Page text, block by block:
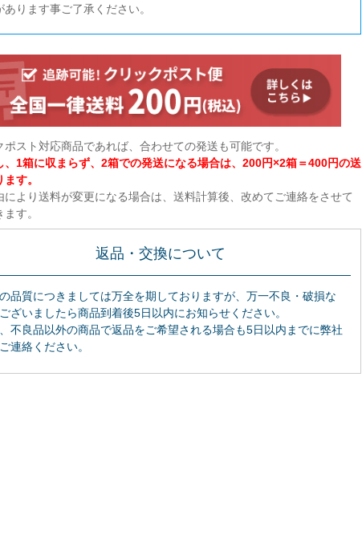
あります事ご了承ください。
ポスト対応商品であれば、合わせての発送も可能です。
1箱に収まらず、2箱での発送になる場合は、200円×2箱＝400円の送
す。
により送料が変更になる場合は、送料計算後、改めてご連絡をさせて
す。
返品・交換について
品質につきましては万全を期しておりますが、万一不良・破損な
ざいましたら商品到着後5日以内にお知らせください。
不良品以外の商品で返品をご希望される場合も5日以内までに弊社
連絡ください。